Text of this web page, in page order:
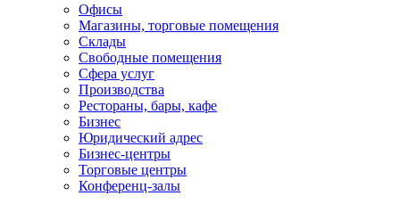
Офисы
Магазины, торговые помещения
Склады
Свободные помещения
Сфера услуг
Производства
Рестораны, бары, кафе
Бизнес
Юридический адрес
Бизнес-центры
Торговые центры
Конференц-залы